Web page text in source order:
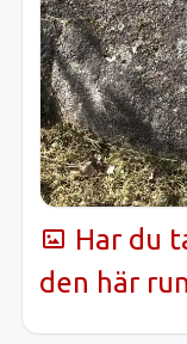
Har du
den här